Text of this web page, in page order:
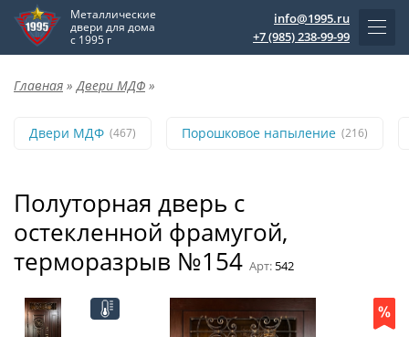
Металлические
двери для дома
с 1995 г
info@1995.ru
+7 (985) 238-99-99
Главная » Двери МДФ »
Двери МДФ (467) Порошковое напыление (216)
Полуторная дверь с
остекленной фрамугой,
терморазрыв №154 Арт: 542